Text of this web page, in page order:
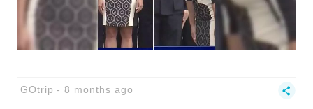
GOtrip 8 months ago